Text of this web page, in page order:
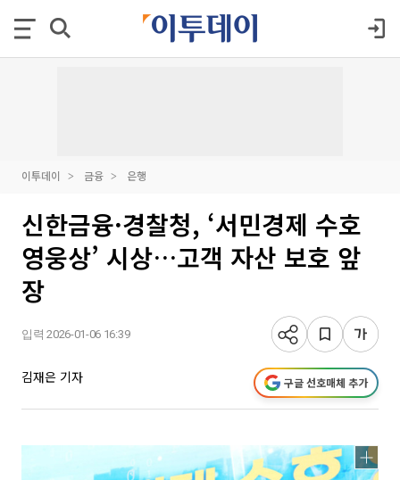
이투데이 금융 은행
신한금융·경찰청, ‘서민경제 수호
영웅상’ 시상…고객 자산 보호 앞
장
입력 2026-01-06 16:39
김재은 기자 구글 선호매체 추가